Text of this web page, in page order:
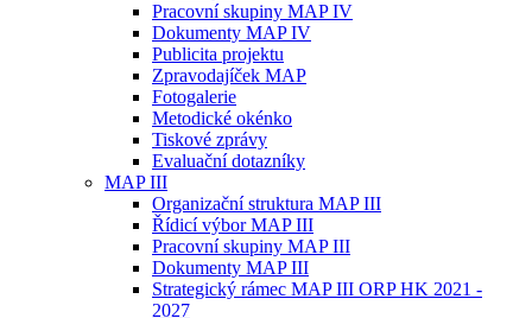
Pracovní skupiny MAP IV
Dokumenty MAP IV
Publicita projektu
Zpravodajíček MAP
Fotogalerie
Metodické okénko
Tiskové zprávy
Evaluační dotazníky
MAP III
Organizační struktura MAP III
Řídicí výbor MAP III
Pracovní skupiny MAP III
Dokumenty MAP III
Strategický rámec MAP III ORP HK 2021 -
2027